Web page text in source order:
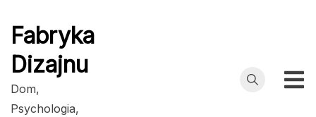
Fabryka
Dizajnu
Dom,
Psychologia,